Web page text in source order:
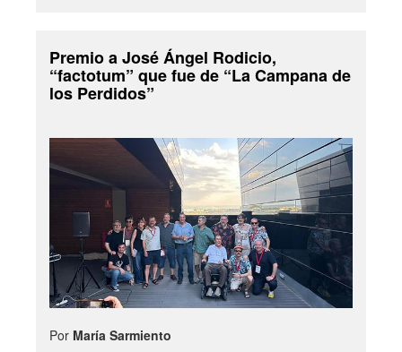
Premio a José Ángel Rodicio,
“factotum” que fue de “La Campana de
los Perdidos”
Por María Sarmiento